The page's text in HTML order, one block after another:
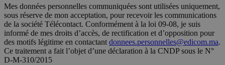
Mes données personnelles communiquées sont utilisées uniquement,
sous réserve de mon acceptation, pour recevoir les communications
de la société Télécontact. Conformément à la loi 09-08, je suis
informé de mes droits d’accès, de rectification et d’opposition pour
des motifs légitime en contactant donnees.personnelles@edicom.ma.
Ce traitement a fait l’objet d’une déclaration à la CNDP sous le N°
D-M-310/2015